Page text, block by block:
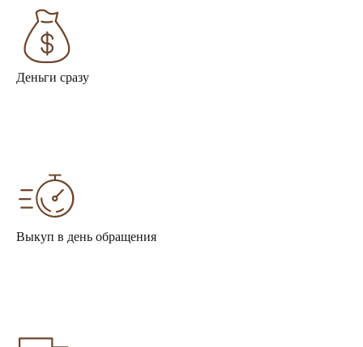
Деньги сразу
Выкуп в день обращения